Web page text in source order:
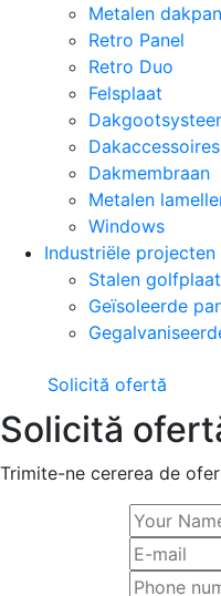
Metalen
Retro Panel
Retro Duo
Felsplaat
Dakaccessoires
Dakmembraan
Metalen
Windows
Industriële projecten
Stalen golfplaat
Geïsoleerde
Solicită ofertă
Solicită
Trimite-ne cererea de